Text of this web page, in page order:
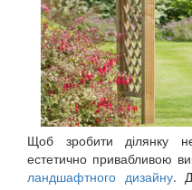
Щоб зробити ділянку
естетично привабливою
ландшафтного дизайну.